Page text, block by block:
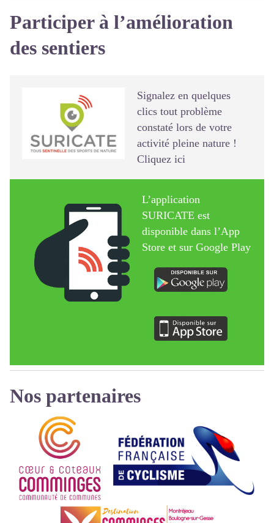
Participer à l’amélioration
des sentiers
Signalez en quelques
clics tout problème
constaté lors de votre
activité pleine nature !
Cliquez ici
L’application
SURICATE est
disponible dans l’App
Store et sur Google Play
Nos partenaires